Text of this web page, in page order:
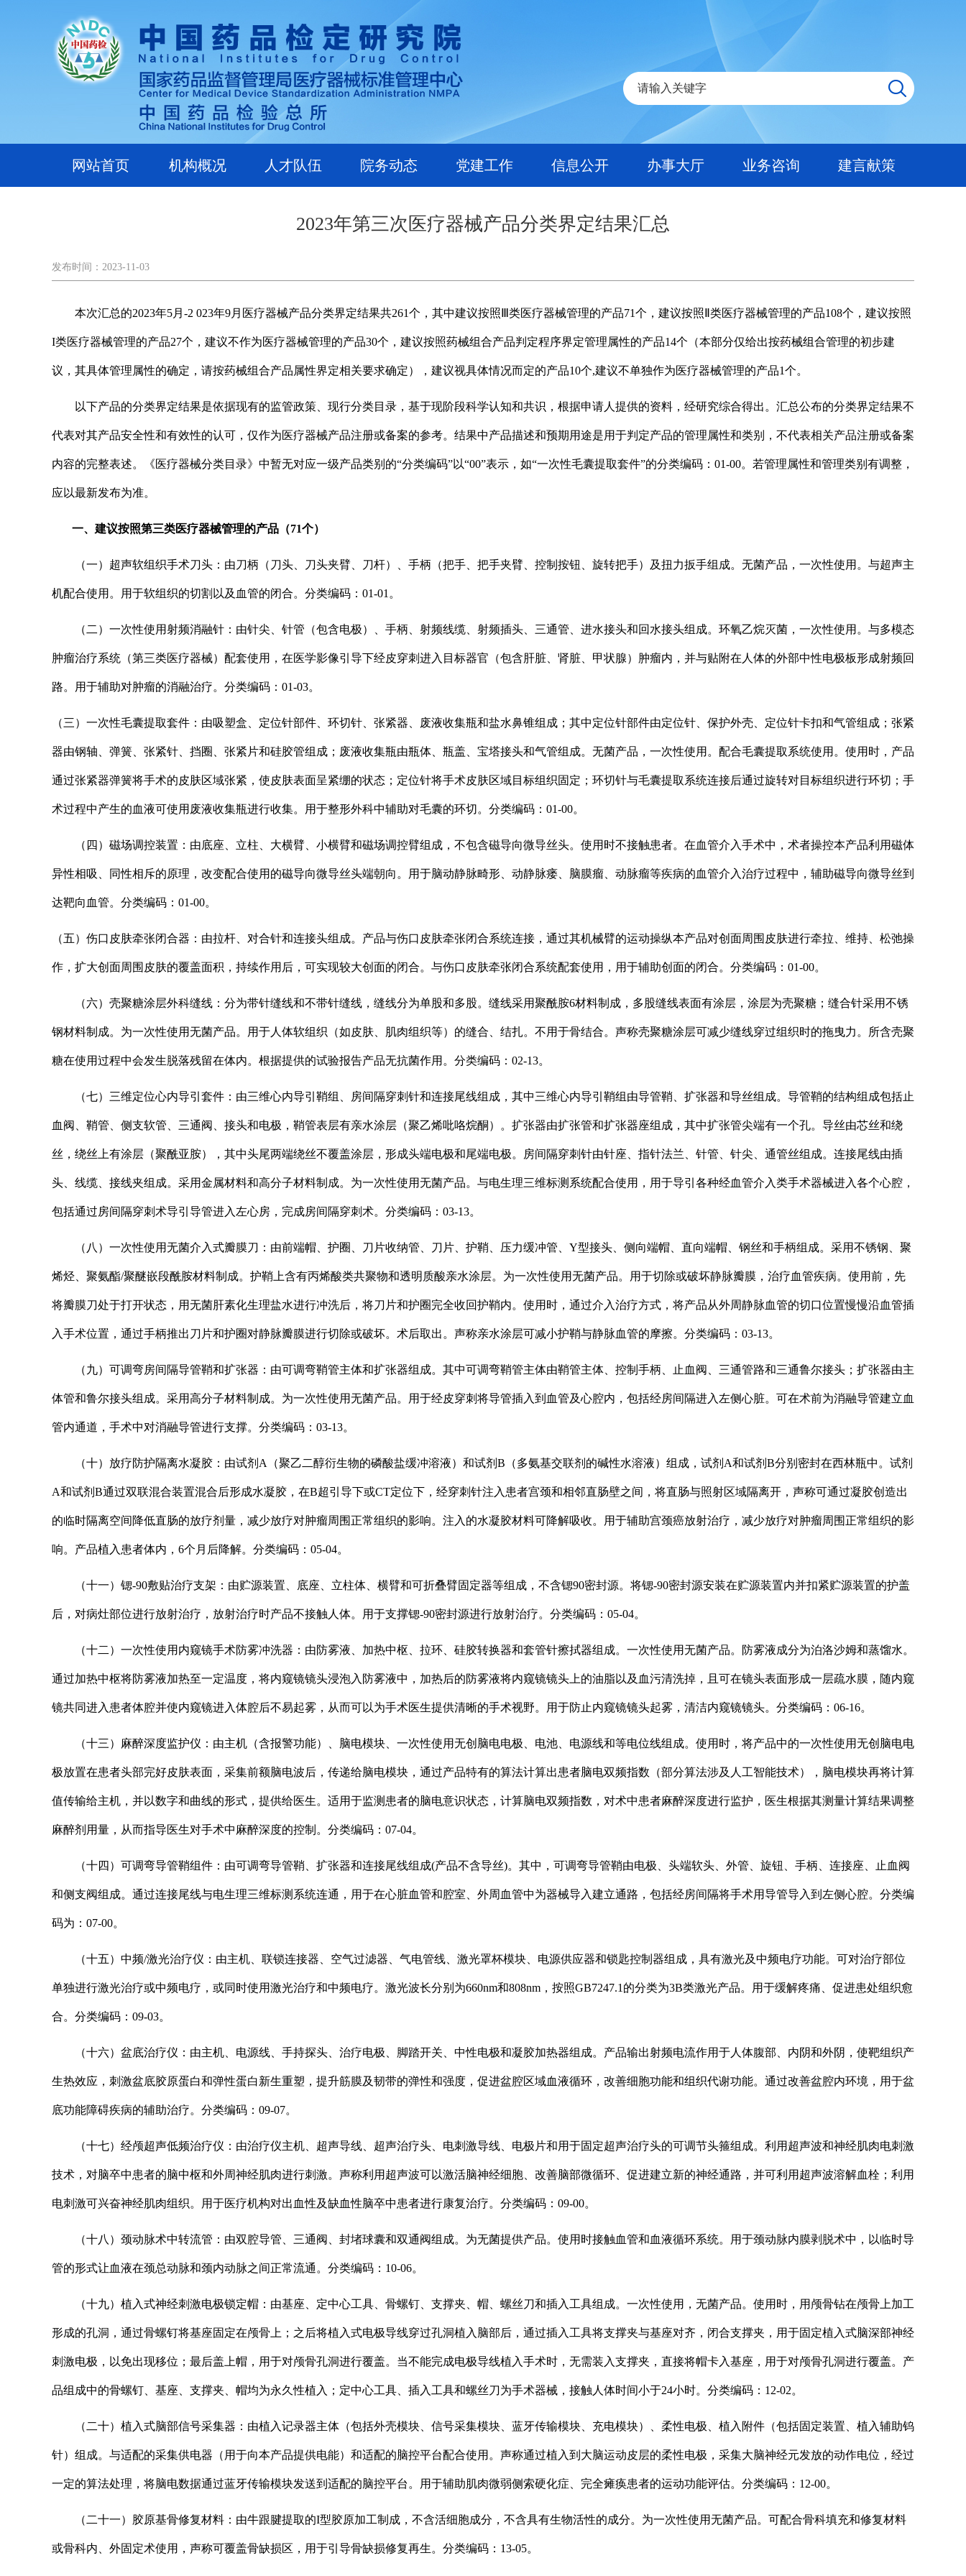
网站首页 机构概况 人才队伍 院务动态 党建工作 信息公开 办事大厅 业务咨询 建言献策
2023年第三次医疗器械产品分类界定结果汇总
发布时间：2023-11-03
本次汇总的2023年5月-2 023年9月医疗器械产品分类界定结果共261个，其中建议按照Ⅲ类医疗器械管理的产品71个，建议按照Ⅱ类医疗器械管理的产品108个，建议按照
I类医疗器械管理的产品27个，建议不作为医疗器械管理的产品30个，建议按照药械组合产品判定程序界定管理属性的产品14个（本部分仅给出按药械组合管理的初步建
议，其具体管理属性的确定，请按药械组合产品属性界定相关要求确定），建议视具体情况而定的产品10个,建议不单独作为医疗器械管理的产品1个。
以下产品的分类界定结果是依据现有的监管政策、现行分类目录，基于现阶段科学认知和共识，根据申请人提供的资料，经研究综合得出。汇总公布的分类界定结果不
代表对其产品安全性和有效性的认可，仅作为医疗器械产品注册或备案的参考。结果中产品描述和预期用途是用于判定产品的管理属性和类别，不代表相关产品注册或备案
内容的完整表述。《医疗器械分类目录》中暂无对应一级产品类别的“分类编码”以“00”表示，如“一次性毛囊提取套件”的分类编码：01-00。若管理属性和管理类别有调整，
应以最新发布为准。
一、建议按照第三类医疗器械管理的产品（71个）
（一）超声软组织手术刀头：由刀柄（刀头、刀头夹臂、刀杆）、手柄（把手、把手夹臂、控制按钮、旋转把手）及扭力扳手组成。无菌产品，一次性使用。与超声主
机配合使用。用于软组织的切割以及血管的闭合。分类编码：01-01。
（二）一次性使用射频消融针：由针尖、针管（包含电极）、手柄、射频线缆、射频插头、三通管、进水接头和回水接头组成。环氧乙烷灭菌，一次性使用。与多模态
肿瘤治疗系统（第三类医疗器械）配套使用，在医学影像引导下经皮穿刺进入目标器官（包含肝脏、肾脏、甲状腺）肿瘤内，并与贴附在人体的外部中性电极板形成射频回
路。用于辅助对肿瘤的消融治疗。分类编码：01-03。
（三）一次性毛囊提取套件：由吸塑盒、定位针部件、环切针、张紧器、废液收集瓶和盐水鼻锥组成；其中定位针部件由定位针、保护外壳、定位针卡扣和气管组成；张紧
器由钢轴、弹簧、张紧针、挡圈、张紧片和硅胶管组成；废液收集瓶由瓶体、瓶盖、宝塔接头和气管组成。无菌产品，一次性使用。配合毛囊提取系统使用。使用时，产品
通过张紧器弹簧将手术的皮肤区域张紧，使皮肤表面呈紧绷的状态；定位针将手术皮肤区域目标组织固定；环切针与毛囊提取系统连接后通过旋转对目标组织进行环切；手
术过程中产生的血液可使用废液收集瓶进行收集。用于整形外科中辅助对毛囊的环切。分类编码：01-00。
（四）磁场调控装置：由底座、立柱、大横臂、小横臂和磁场调控臂组成，不包含磁导向微导丝头。使用时不接触患者。在血管介入手术中，术者操控本产品利用磁体
异性相吸、同性相斥的原理，改变配合使用的磁导向微导丝头端朝向。用于脑动静脉畸形、动静脉瘘、脑膜瘤、动脉瘤等疾病的血管介入治疗过程中，辅助磁导向微导丝到
达靶向血管。分类编码：01-00。
（五）伤口皮肤牵张闭合器：由拉杆、对合针和连接头组成。产品与伤口皮肤牵张闭合系统连接，通过其机械臂的运动操纵本产品对创面周围皮肤进行牵拉、维持、松弛操
作，扩大创面周围皮肤的覆盖面积，持续作用后，可实现较大创面的闭合。与伤口皮肤牵张闭合系统配套使用，用于辅助创面的闭合。分类编码：01-00。
（六）壳聚糖涂层外科缝线：分为带针缝线和不带针缝线，缝线分为单股和多股。缝线采用聚酰胺6材料制成，多股缝线表面有涂层，涂层为壳聚糖；缝合针采用不锈
钢材料制成。为一次性使用无菌产品。用于人体软组织（如皮肤、肌肉组织等）的缝合、结扎。不用于骨结合。声称壳聚糖涂层可减少缝线穿过组织时的拖曳力。所含壳聚
糖在使用过程中会发生脱落残留在体内。根据提供的试验报告产品无抗菌作用。分类编码：02-13。
（七）三维定位心内导引套件：由三维心内导引鞘组、房间隔穿刺针和连接尾线组成，其中三维心内导引鞘组由导管鞘、扩张器和导丝组成。导管鞘的结构组成包括止
血阀、鞘管、侧支软管、三通阀、接头和电极，鞘管表层有亲水涂层（聚乙烯吡咯烷酮）。扩张器由扩张管和扩张器座组成，其中扩张管尖端有一个孔。导丝由芯丝和绕
丝，绕丝上有涂层（聚酰亚胺），其中头尾两端绕丝不覆盖涂层，形成头端电极和尾端电极。房间隔穿刺针由针座、指针法兰、针管、针尖、通管丝组成。连接尾线由插
头、线缆、接线夹组成。采用金属材料和高分子材料制成。为一次性使用无菌产品。与电生理三维标测系统配合使用，用于导引各种经血管介入类手术器械进入各个心腔，
包括通过房间隔穿刺术导引导管进入左心房，完成房间隔穿刺术。分类编码：03-13。
（八）一次性使用无菌介入式瓣膜刀：由前端帽、护圈、刀片收纳管、刀片、护鞘、压力缓冲管、Y型接头、侧向端帽、直向端帽、钢丝和手柄组成。采用不锈钢、聚
烯烃、聚氨酯/聚醚嵌段酰胺材料制成。护鞘上含有丙烯酸类共聚物和透明质酸亲水涂层。为一次性使用无菌产品。用于切除或破坏静脉瓣膜，治疗血管疾病。使用前，先
将瓣膜刀处于打开状态，用无菌肝素化生理盐水进行冲洗后，将刀片和护圈完全收回护鞘内。使用时，通过介入治疗方式，将产品从外周静脉血管的切口位置慢慢沿血管插
入手术位置，通过手柄推出刀片和护圈对静脉瓣膜进行切除或破坏。术后取出。声称亲水涂层可减小护鞘与静脉血管的摩擦。分类编码：03-13。
（九）可调弯房间隔导管鞘和扩张器：由可调弯鞘管主体和扩张器组成。其中可调弯鞘管主体由鞘管主体、控制手柄、止血阀、三通管路和三通鲁尔接头；扩张器由主
体管和鲁尔接头组成。采用高分子材料制成。为一次性使用无菌产品。用于经皮穿刺将导管插入到血管及心腔内，包括经房间隔进入左侧心脏。可在术前为消融导管建立血
管内通道，手术中对消融导管进行支撑。分类编码：03-13。
（十）放疗防护隔离水凝胶：由试剂A（聚乙二醇衍生物的磷酸盐缓冲溶液）和试剂B（多氨基交联剂的碱性水溶液）组成，试剂A和试剂B分别密封在西林瓶中。试剂
A和试剂B通过双联混合装置混合后形成水凝胶，在B超引导下或CT定位下，经穿刺针注入患者宫颈和相邻直肠壁之间，将直肠与照射区域隔离开，声称可通过凝胶创造出
的临时隔离空间降低直肠的放疗剂量，减少放疗对肿瘤周围正常组织的影响。注入的水凝胶材料可降解吸收。用于辅助宫颈癌放射治疗，减少放疗对肿瘤周围正常组织的影
响。产品植入患者体内，6个月后降解。分类编码：05-04。
（十一）锶-90敷贴治疗支架：由贮源装置、底座、立柱体、横臂和可折叠臂固定器等组成，不含锶90密封源。将锶-90密封源安装在贮源装置内并扣紧贮源装置的护盖
后，对病灶部位进行放射治疗，放射治疗时产品不接触人体。用于支撑锶-90密封源进行放射治疗。分类编码：05-04。
（十二）一次性使用内窥镜手术防雾冲洗器：由防雾液、加热中枢、拉环、硅胶转换器和套管针擦拭器组成。一次性使用无菌产品。防雾液成分为泊洛沙姆和蒸馏水。
通过加热中枢将防雾液加热至一定温度，将内窥镜镜头浸泡入防雾液中，加热后的防雾液将内窥镜镜头上的油脂以及血污清洗掉，且可在镜头表面形成一层疏水膜，随内窥
镜共同进入患者体腔并使内窥镜进入体腔后不易起雾，从而可以为手术医生提供清晰的手术视野。用于防止内窥镜镜头起雾，清洁内窥镜镜头。分类编码：06-16。
（十三）麻醉深度监护仪：由主机（含报警功能）、脑电模块、一次性使用无创脑电电极、电池、电源线和等电位线组成。使用时，将产品中的一次性使用无创脑电电
极放置在患者头部完好皮肤表面，采集前额脑电波后，传递给脑电模块，通过产品特有的算法计算出患者脑电双频指数（部分算法涉及人工智能技术），脑电模块再将计算
值传输给主机，并以数字和曲线的形式，提供给医生。适用于监测患者的脑电意识状态，计算脑电双频指数，对术中患者麻醉深度进行监护，医生根据其测量计算结果调整
麻醉剂用量，从而指导医生对手术中麻醉深度的控制。分类编码：07-04。
（十四）可调弯导管鞘组件：由可调弯导管鞘、扩张器和连接尾线组成(产品不含导丝)。其中，可调弯导管鞘由电极、头端软头、外管、旋钮、手柄、连接座、止血阀
和侧支阀组成。通过连接尾线与电生理三维标测系统连通，用于在心脏血管和腔室、外周血管中为器械导入建立通路，包括经房间隔将手术用导管导入到左侧心腔。分类编
码为：07-00。
（十五）中频/激光治疗仪：由主机、联锁连接器、空气过滤器、气电管线、激光罩杯模块、电源供应器和锁匙控制器组成，具有激光及中频电疗功能。可对治疗部位
单独进行激光治疗或中频电疗，或同时使用激光治疗和中频电疗。激光波长分别为660nm和808nm，按照GB7247.1的分类为3B类激光产品。用于缓解疼痛、促进患处组织愈
合。分类编码：09-03。
（十六）盆底治疗仪：由主机、电源线、手持探头、治疗电极、脚踏开关、中性电极和凝胶加热器组成。产品输出射频电流作用于人体腹部、内阴和外阴，使靶组织产
生热效应，刺激盆底胶原蛋白和弹性蛋白新生重塑，提升筋膜及韧带的弹性和强度，促进盆腔区域血液循环，改善细胞功能和组织代谢功能。通过改善盆腔内环境，用于盆
底功能障碍疾病的辅助治疗。分类编码：09-07。
（十七）经颅超声低频治疗仪：由治疗仪主机、超声导线、超声治疗头、电刺激导线、电极片和用于固定超声治疗头的可调节头箍组成。利用超声波和神经肌肉电刺激
技术，对脑卒中患者的脑中枢和外周神经肌肉进行刺激。声称利用超声波可以激活脑神经细胞、改善脑部微循环、促进建立新的神经通路，并可利用超声波溶解血栓；利用
电刺激可兴奋神经肌肉组织。用于医疗机构对出血性及缺血性脑卒中患者进行康复治疗。分类编码：09-00。
（十八）颈动脉术中转流管：由双腔导管、三通阀、封堵球囊和双通阀组成。为无菌提供产品。使用时接触血管和血液循环系统。用于颈动脉内膜剥脱术中，以临时导
管的形式让血液在颈总动脉和颈内动脉之间正常流通。分类编码：10-06。
（十九）植入式神经刺激电极锁定帽：由基座、定中心工具、骨螺钉、支撑夹、帽、螺丝刀和插入工具组成。一次性使用，无菌产品。使用时，用颅骨钻在颅骨上加工
形成的孔洞，通过骨螺钉将基座固定在颅骨上；之后将植入式电极导线穿过孔洞植入脑部后，通过插入工具将支撑夹与基座对齐，闭合支撑夹，用于固定植入式脑深部神经
刺激电极，以免出现移位；最后盖上帽，用于对颅骨孔洞进行覆盖。当不能完成电极导线植入手术时，无需装入支撑夹，直接将帽卡入基座，用于对颅骨孔洞进行覆盖。产
品组成中的骨螺钉、基座、支撑夹、帽均为永久性植入；定中心工具、插入工具和螺丝刀为手术器械，接触人体时间小于24小时。分类编码：12-02。
（二十）植入式脑部信号采集器：由植入记录器主体（包括外壳模块、信号采集模块、蓝牙传输模块、充电模块）、柔性电极、植入附件（包括固定装置、植入辅助钨
针）组成。与适配的采集供电器（用于向本产品提供电能）和适配的脑控平台配合使用。声称通过植入到大脑运动皮层的柔性电极，采集大脑神经元发放的动作电位，经过
一定的算法处理，将脑电数据通过蓝牙传输模块发送到适配的脑控平台。用于辅助肌肉微弱侧索硬化症、完全瘫痪患者的运动功能评估。分类编码：12-00。
（二十一）胶原基骨修复材料：由牛跟腱提取的I型胶原加工制成，不含活细胞成分，不含具有生物活性的成分。为一次性使用无菌产品。可配合骨科填充和修复材料
或骨科内、外固定术使用，声称可覆盖骨缺损区，用于引导骨缺损修复再生。分类编码：13-05。